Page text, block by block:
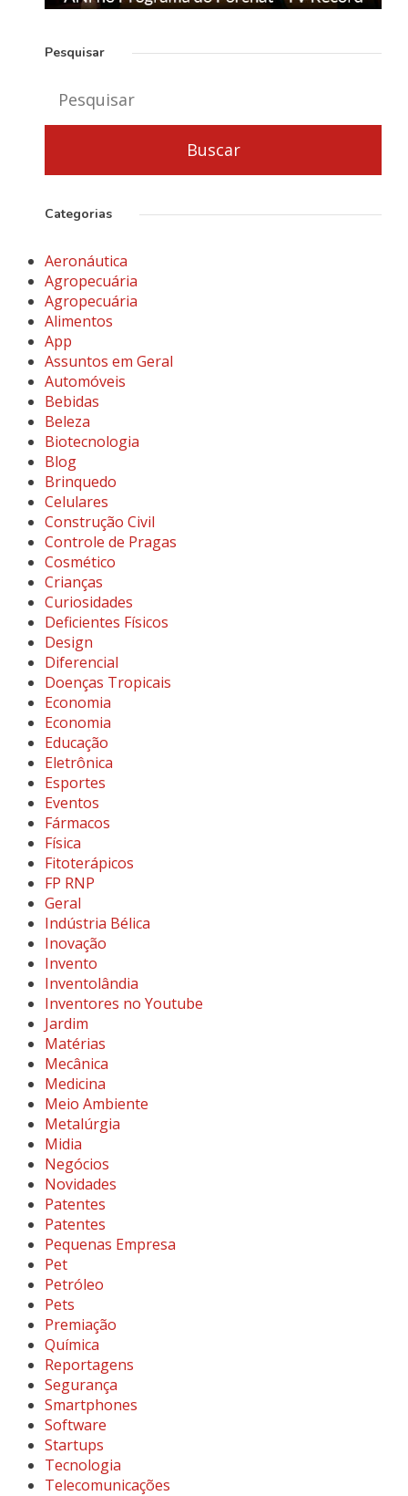
Pesquisar
Categorias
Aeronáutica
Agropecuária
Agropecuária
Alimentos
App
Assuntos em Geral
Automóveis
Bebidas
Beleza
Biotecnologia
Blog
Brinquedo
Celulares
Construção Civil
Controle de Pragas
Cosmético
Crianças
Curiosidades
Deficientes Físicos
Design
Diferencial
Doenças Tropicais
Economia
Economia
Educação
Eletrônica
Esportes
Eventos
Fármacos
Física
Fitoterápicos
FP RNP
Geral
Indústria Bélica
Inovação
Invento
Inventolândia
Inventores no Youtube
Jardim
Matérias
Mecânica
Medicina
Meio Ambiente
Metalúrgia
Midia
Negócios
Novidades
Patentes
Patentes
Pequenas Empresa
Pet
Petróleo
Pets
Premiação
Química
Reportagens
Segurança
Smartphones
Software
Startups
Tecnologia
Telecomunicações